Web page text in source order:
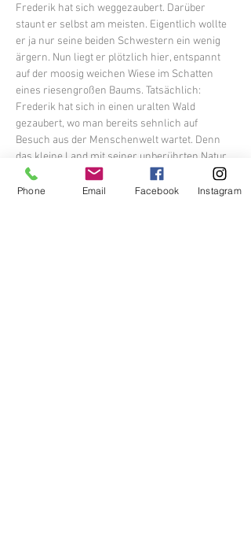
Frederik hat sich weggezaubert. Darüber
staunt er selbst am meisten. Eigentlich wollte
er ja nur seine beiden Schwestern ein wenig
ärgern. Nun liegt er plötzlich hier, entspannt
auf der moosig weichen Wiese im Schatten
eines riesengroßen Baums. Tatsächlich:
Frederik hat sich in einen uralten Wald
gezaubert, wo man bereits sehnlich auf
Besuch aus der Menschenwelt wartet. Denn
das kleine Land mit seiner unberührten Natur
und dem geheimnisvollen Wald ist in Gefahr –
und ausgerechnet Frederik scheint der
Phone Email Facebook Instagram